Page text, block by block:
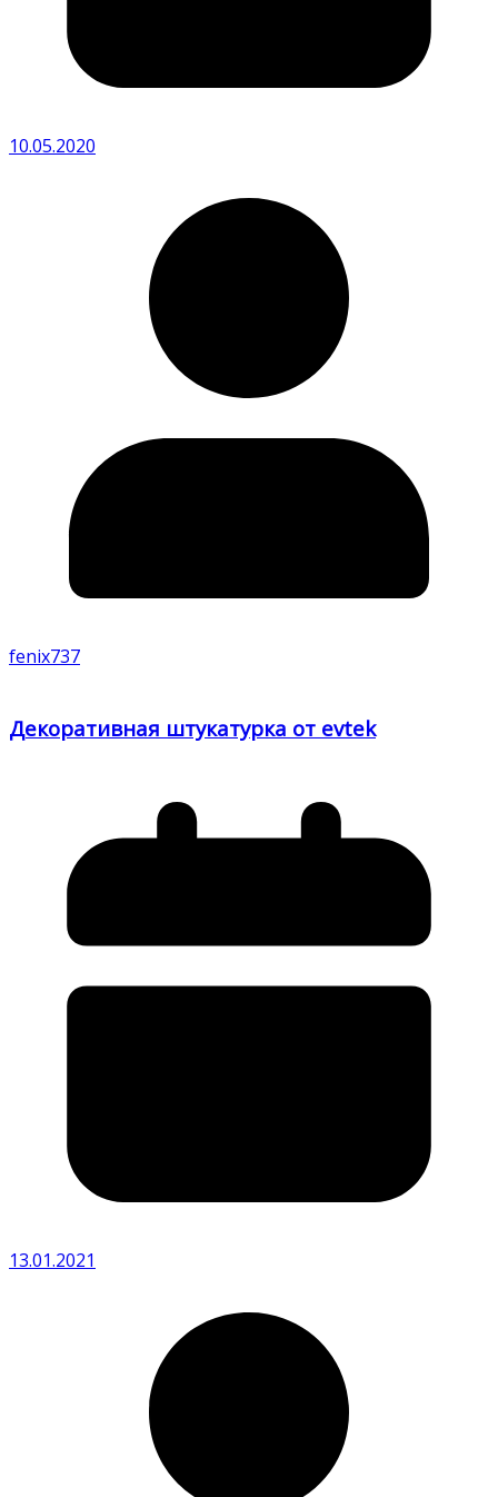
10.05.2020
fenix737
Декоративная штукатурка от evtek
13.01.2021